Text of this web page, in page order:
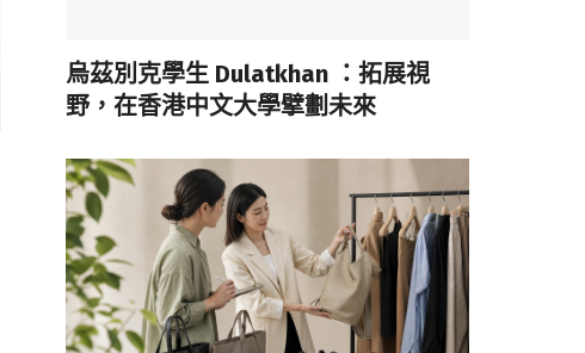
烏茲別克學生 Dulatkhan ：拓展視
野，在香港中文大學擘劃未來